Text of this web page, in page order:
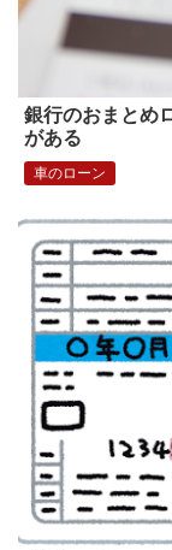
銀行のおまとめ
がある
車のローン